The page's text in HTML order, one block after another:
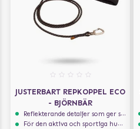
JUSTERBART REPKOPPEL ECO
- BJÖRNBÄR
Reflekterande detaljer som ger synlighet i svagt ljus
För den aktiva och sportiga hunden